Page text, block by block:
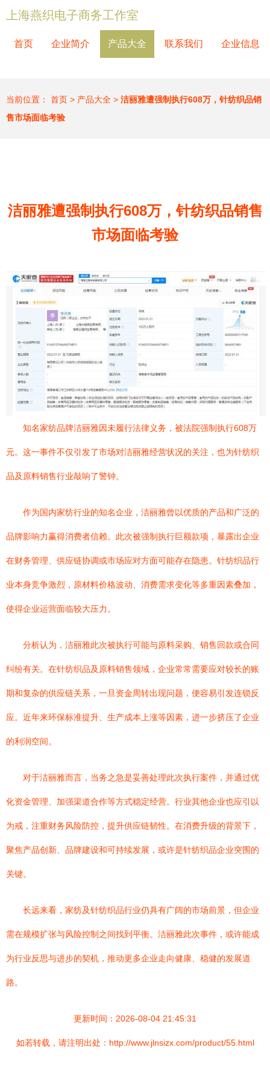
上海燕织电子商务工作室
首页 企业简介 产品大全 联系我们 企业信息
当前位置： 首页 > 产品大全 > 洁丽雅遭强制执行608万，针纺织品销
售市场面临考验
洁丽雅遭强制执行608万，针纺织品销售
市场面临考验
知名家纺品牌洁丽雅因未履行法律义务，被法院强制执行608万
元。这一事件不仅引发了市场对洁丽雅经营状况的关注，也为针纺织
品及原料销售行业敲响了警钟。
作为国内家纺行业的知名企业，洁丽雅曾以优质的产品和广泛的
品牌影响力赢得消费者信赖。此次被强制执行巨额款项，暴露出企业
在财务管理、供应链协调或市场应对方面可能存在隐患。针纺织品行
业本身竞争激烈，原材料价格波动、消费需求变化等多重因素叠加，
使得企业运营面临较大压力。
分析认为，洁丽雅此次被执行可能与原料采购、销售回款或合同
纠纷有关。在针纺织品及原料销售领域，企业常常需要应对较长的账
期和复杂的供应链关系，一旦资金周转出现问题，便容易引发连锁反
应。近年来环保标准提升、生产成本上涨等因素，进一步挤压了企业
的利润空间。
对于洁丽雅而言，当务之急是妥善处理此次执行案件，并通过优
化资金管理、加强渠道合作等方式稳定经营。行业其他企业也应引以
为戒，注重财务风险防控，提升供应链韧性。在消费升级的背景下，
聚焦产品创新、品牌建设和可持续发展，或许是针纺织品企业突围的
关键。
长远来看，家纺及针纺织品行业仍具有广阔的市场前景，但企业
需在规模扩张与风险控制之间找到平衡。洁丽雅此次事件，或许能成
为行业反思与进步的契机，推动更多企业走向健康、稳健的发展道
路。
更新时间：2026-08-04 21:45:31
如若转载，请注明出处：http://www.jlnsizx.com/product/55.html